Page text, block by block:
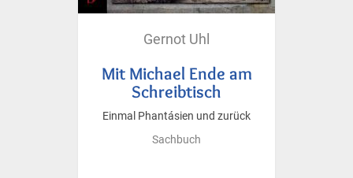
Gernot Uhl
Mit Michael Ende am
Schreibtisch
Einmal Phantásien und zurück
Sachbuch